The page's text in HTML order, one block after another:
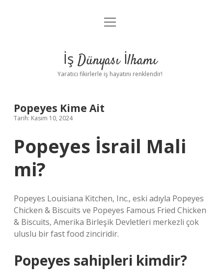
Anasayfa
Yasal Uyarı
menüyü
İş Dünyası İlhamı
Yaratıcı fikirlerle iş hayatını renklendir!
Popeyes Kime Ait
Tarih: Kasım 10, 2024
Popeyes İsrail Mali
mi?
Popeyes Louisiana Kitchen, Inc., eski adıyla Popeyes
Chicken & Biscuits ve Popeyes Famous Fried Chicken
& Biscuits, Amerika Birleşik Devletleri merkezli çok
uluslu bir fast food zinciridir.
Popeyes sahipleri kimdir?